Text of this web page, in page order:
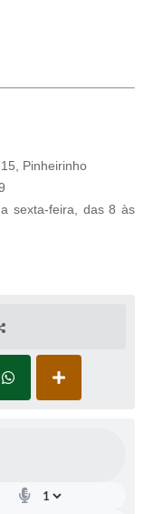
Pinheirinho
sexta-feira, das 8 às